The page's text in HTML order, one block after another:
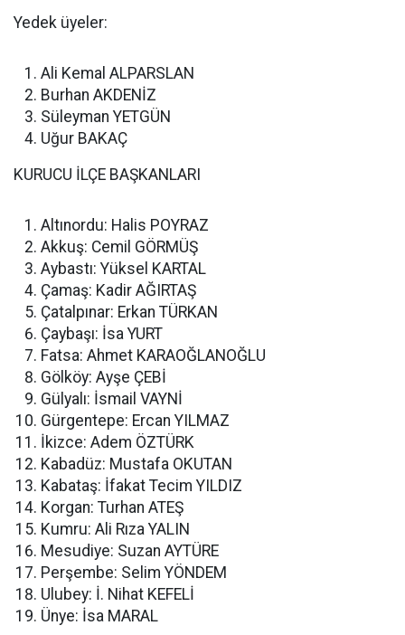
Yedek üyeler:
Ali Kemal ALPARSLAN
Burhan AKDENİZ
Süleyman YETGÜN
Uğur BAKAÇ
KURUCU İLÇE BAŞKANLARI
Altınordu: Halis POYRAZ
Akkuş: Cemil GÖRMÜŞ
Aybastı: Yüksel KARTAL
Çamaş: Kadir AĞIRTAŞ
Çatalpınar: Erkan TÜRKAN
Çaybaşı: İsa YURT
Fatsa: Ahmet KARAOĞLANOĞLU
Gölköy: Ayşe ÇEBİ
Gülyalı: İsmail VAYNİ
Gürgentepe: Ercan YILMAZ
İkizce: Adem ÖZTÜRK
Kabadüz: Mustafa OKUTAN
Kabataş: İfakat Tecim YILDIZ
Korgan: Turhan ATEŞ
Kumru: Ali Rıza YALIN
Mesudiye: Suzan AYTÜRE
Perşembe: Selim YÖNDEM
Ulubey: İ. Nihat KEFELİ
Ünye: İsa MARAL